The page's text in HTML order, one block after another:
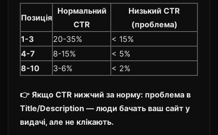
Позиція
Нормальний
CTR
Низький CTR
(проблема)
1-3
20-35%
< 15%
4-7
8-15%
< 5%
8-10
3-6% < 2%
👉 Якщо CTR нижчий за норму: проблема в
Title/Description — люди бачать ваш сайт у
видачі, але не клікають.